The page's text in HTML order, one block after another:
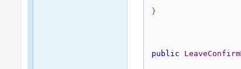
}
public